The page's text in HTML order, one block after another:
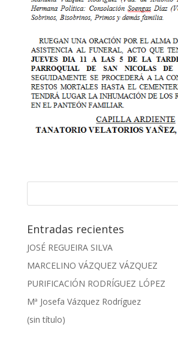
Entradas recientes
JOSÉ REGUEIRA SILVA
MARCELINO VÁZQUEZ VÁZQUEZ
PURIFICACIÓN RODRÍGUEZ LÓPEZ
Mª Josefa Vázquez Rodríguez
(sin título)